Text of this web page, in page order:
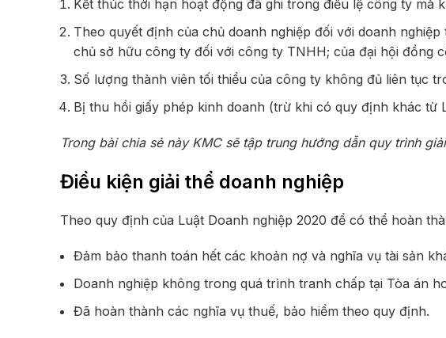
Kết thúc thời hạn hoạt động đã ghi trong điều lệ công ty mà
Theo quyết định của chủ doanh nghiệp đối với doanh
chủ sở hữu công ty đối với công ty TNHH; của đại hội đồng
Số lượng thành viên tối thiểu của công ty không đủ liên tục
Bị thu hồi giấy phép kinh doanh (trừ khi có quy định khác từ
Trong bài chia sẻ này KMC sẽ tập trung hướng dẫn quy trình
Điều kiện giải thể doanh nghiệp
Theo quy định của Luật Doanh nghiệp 2020 để có thể hoàn
Đảm bảo thanh toán hết các khoản nợ và nghĩa vụ tài sản
Doanh nghiệp không trong quá trình tranh chấp tại Tòa án
Đã hoàn thành các nghĩa vụ thuế, bảo hiểm theo quy định.